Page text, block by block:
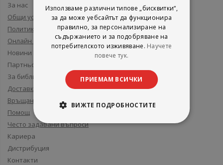
За нас
Общи условия
Политика за поверителност
Онлайн решаване на спорове
Новини и събития
Партньори и приятели
За библиотеки
Доставка
Връщане
Помощ
Често задавани въпроси
Кариера
Дистрибуция
Контакти
Използваме различни типове „бисквитки“,
за да може уебсайтът да функционира
правилно, за персонализиране на
съдържанието и за подобряване на
потребителското изживяване. Научете
повече тук.
ПРИЕМАМ ВСИЧКИ
ВИЖТЕ ПОДРОБНОСТИТЕ